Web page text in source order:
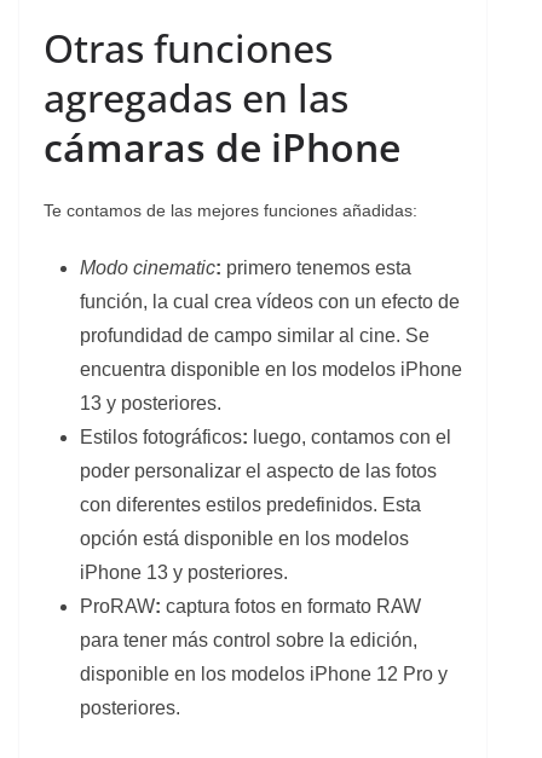
Otras funciones
agregadas en las
cámaras de iPhone
Te contamos de las mejores funciones añadidas:
Modo cinematic: primero tenemos esta
función, la cual crea vídeos con un efecto de
profundidad de campo similar al cine. Se
encuentra disponible en los modelos iPhone
13 y posteriores.
Estilos fotográficos: luego, contamos con el
poder personalizar el aspecto de las fotos
con diferentes estilos predefinidos. Esta
opción está disponible en los modelos
iPhone 13 y posteriores.
ProRAW: captura fotos en formato RAW
para tener más control sobre la edición,
disponible en los modelos iPhone 12 Pro y
posteriores.